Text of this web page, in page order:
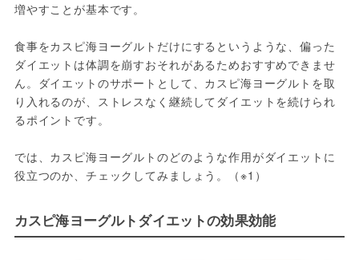
増やすことが基本です。
食事をカスピ海ヨーグルトだけにするというような、偏った
ダイエットは体調を崩すおそれがあるためおすすめできませ
ん。ダイエットのサポートとして、カスピ海ヨーグルトを取
り入れるのが、ストレスなく継続してダイエットを続けられ
るポイントです。
では、カスピ海ヨーグルトのどのような作用がダイエットに
役立つのか、チェックしてみましょう。（※1）
カスピ海ヨーグルトダイエットの効果効能